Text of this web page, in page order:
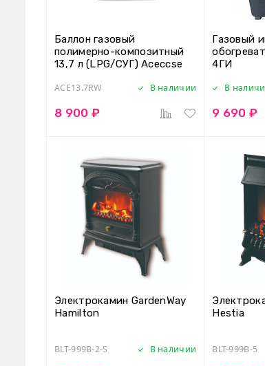
Баллон газовый
полимерно-композитный
13,7 л (LPG/СУГ) Aceccse
ACE13.7RW В наличии
8 900 ₽
Газовый
4ГИ
В
9 690 ₽
Электрокамин GardenWay
Hamilton
BLT-999B-2-S В наличии
Hestia
BLT-999B-5